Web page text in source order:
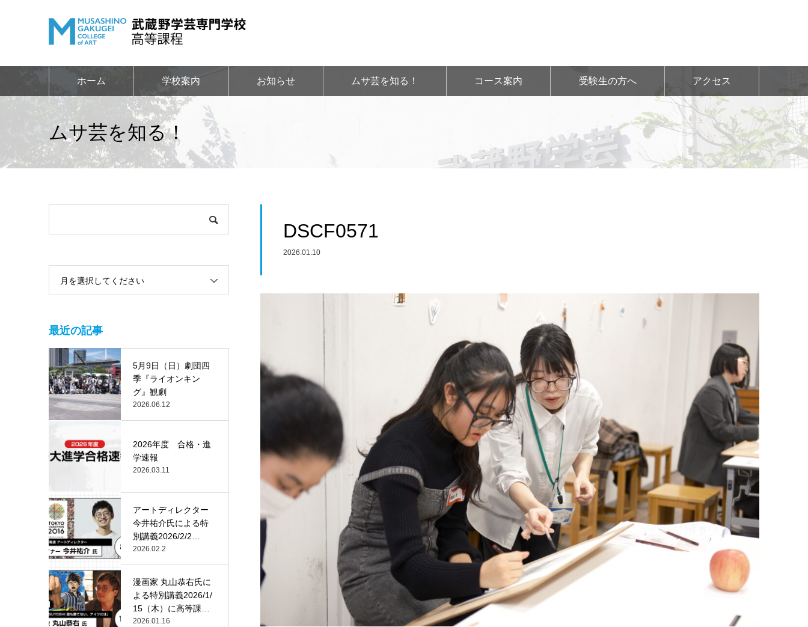
ホーム 学校案内 お知らせ ムサ芸を知る！ コース案内 受験生の方へ アクセス
ムサ芸を知る！
DSCF0571
2026.01.10
月を選択してください
最近の記事
5月9日（日）劇団四
季『ライオンキン
グ』観劇
2026.06.12
2026年度 合格・進
学速報
2026.03.11
アートディレクター
今井祐介氏による特
別講義2026/2/2
（月）…
2026.02.2
漫画家 丸山恭右氏に
よる特別講義2026/1/
15（木）に高等課
程…
2026.01.16